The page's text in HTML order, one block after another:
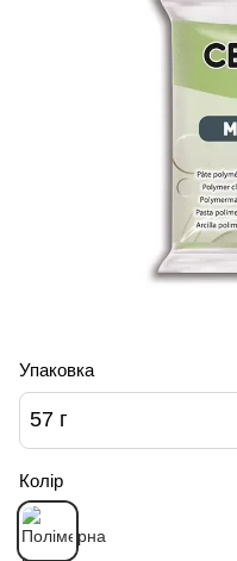
Упаковка
57 г
Колір